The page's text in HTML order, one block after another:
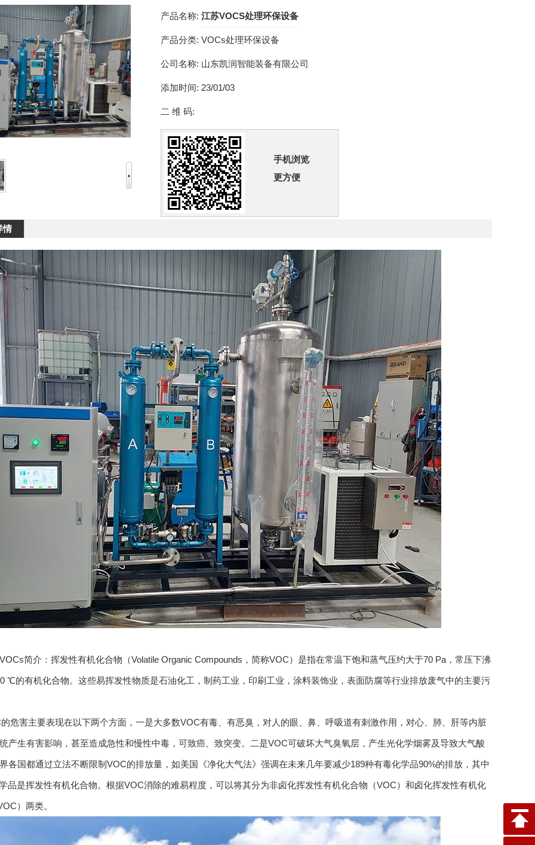
产品名称: 江苏VOCS处理环保设备
产品分类: VOCs处理环保设备
公司名称: 山东凯润智能装备有限公司
添加时间: 23/01/03
二 维 码:
手机浏览
更方便
情
简介：挥发性有机化合物（Volatile Organic Compounds，简称VOC）是指在常温下饱和蒸气压约大于70 Pa，常压下沸
℃的有机化合物。这些易挥发性物质是石油化工，制药工业，印刷工业，涂料装饰业，表面防腐等行业排放废气中的主要污
主要表现在以下两个方面，一是大多数VOC有毒、有恶臭，对人的眼、鼻、呼吸道有刺激作用，对心、肺、肝等内脏
产生有害影响，甚至造成急性和慢性中毒，可致癌、致突变。二是VOC可破坏大气臭氧层，产生光化学烟雾及导致大气酸
各国都通过立法不断限制VOC的排放量，如美国《净化大气法》强调在未来几年要减少189种有毒化学品90%的排放，其中
品是挥发性有机化合物。根据VOC消除的难易程度，可以将其分为非卤化挥发性有机化合物（VOC）和卤化挥发性有机化
）两类。